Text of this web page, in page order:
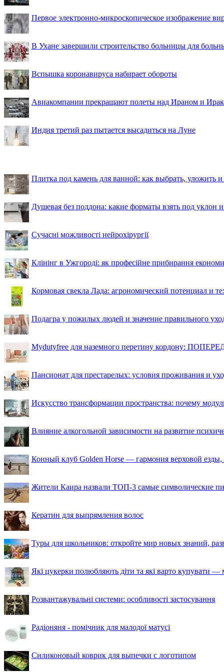
Первое электронно-микроскопическое изображение
В Ухане завершили строительство больницы для
Вспышка коронавируса набирает обороты
Авиакомпании прекращают полеты над Ираном и
Индия третий раз пытается высадиться на Луне
Плитка под камень для ванной: как выбрать, уложить
Душевая без поддона: какие форматы взять под уклон
Сучасні можливості нейрохірургії
Клінінг в Ужгороді: як професійне прибирання
Кормовая свекла Лада: агрономический потенциал и
Подагра у пожилых людей и значение правильного
Mydutyfree для наземного перетину кордону:
Пансионат для престарелых: условия проживания и
Искусство трансформации пространства: почему
Влияние алкогольной зависимости на развитие
Конный клуб Golden Horse — гармония верховой езды,
Жители Каира назвали ТОП-3 самые символические
Кератин для выпрямления волос
Туры для школьников: откройте мир новых знаний,
Які цукерки полюбляють діти та які варто купувати —
Розвантажувальні системи: особливості застосування
Радіоняня - помічник для малодої матусі
Силиконовый коврик для выпечки с логотипом